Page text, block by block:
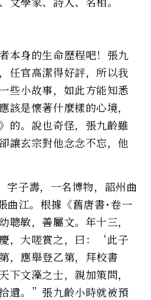
本身的生命歷程吧！張九
任官高潔得好評，所以我
些小故事，如此方能知悉
該是懷著什麼樣的心境，
的。說也奇怪，張九齡雖
讓玄宗對他念念不忘，他
字子壽，一名博物，韶州曲
曲江。根據《舊唐書･卷一
敏，善屬文。年十三，
，大嗟賞之，曰：‘此子
，應舉登乙第，拜校書
下文藻之士，親加策問，
遺。”張九齡小時就被預